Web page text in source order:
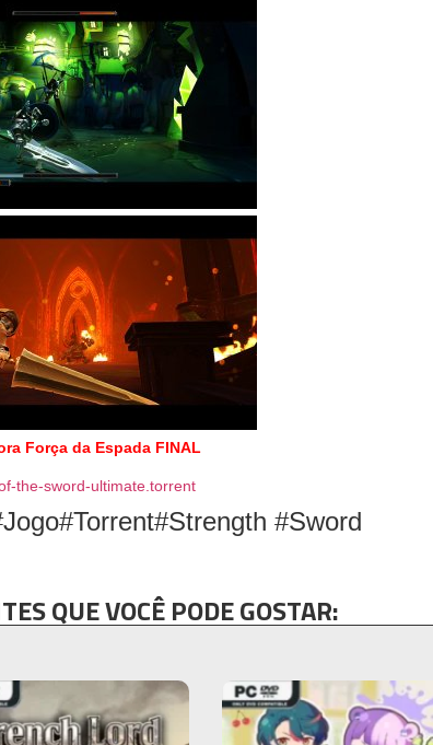
Força da Espada FINAL
the-sword-ultimate.torrent
#Sword
QUE VOCÊ PODE GOSTAR: